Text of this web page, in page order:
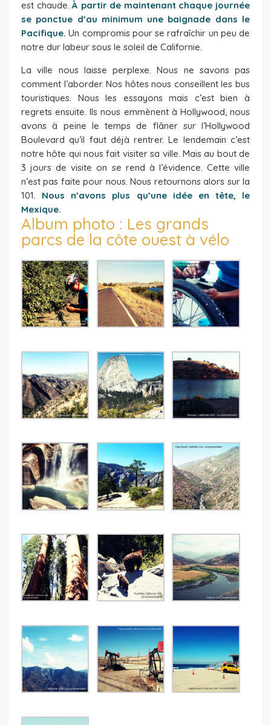
est chaude.À partir de maintenant chaque journée
se ponctue d’au minimum une baignade dans le
Pacifique. Un compromis pour se rafraîchir un peu de
notre dur labeur sous le soleil de Californie.
La ville nous laisse perplexe. Nous ne savons pas
comment l’aborder. Nos hôtes nous conseillent les bus
touristiques. Nous les essayons mais c’est bien à
regrets ensuite. Ils nous emmènent à Hollywood, nous
avons à peine le temps de flâner sur l’Hollywood
Boulevard qu’il faut déjà rentrer. Le lendemain c’est
notre hôte qui nous fait visiter sa ville. Mais au bout de
3 jours de visite on se rend à l’évidence. Cette ville
n’est pas faite pour nous. Nous retournons alors sur la
101. Nous n’avons plus qu’une idée en tête, le
Mexique.
Album photo : Les grands
parcs de la côte ouest à vélo